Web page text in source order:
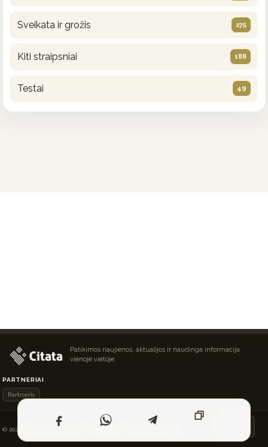
Sveikata ir grožis 275
Kiti straipsniai 188
Testai 49
Patikimos naujienos, aktualijos ir naudinga informacija
vienoje vietoje.
PARTNERIAI
Partneris
© 2026 Išskirtinės naujienos ir straipsniai. Visos teisės saugomos.